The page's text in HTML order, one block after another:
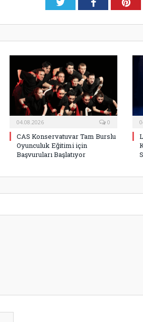
04.08.2026 0
CAS Konservatuvar Tam Burslu
Oyunculuk Eğitimi için
Başvuruları Başlatıyor